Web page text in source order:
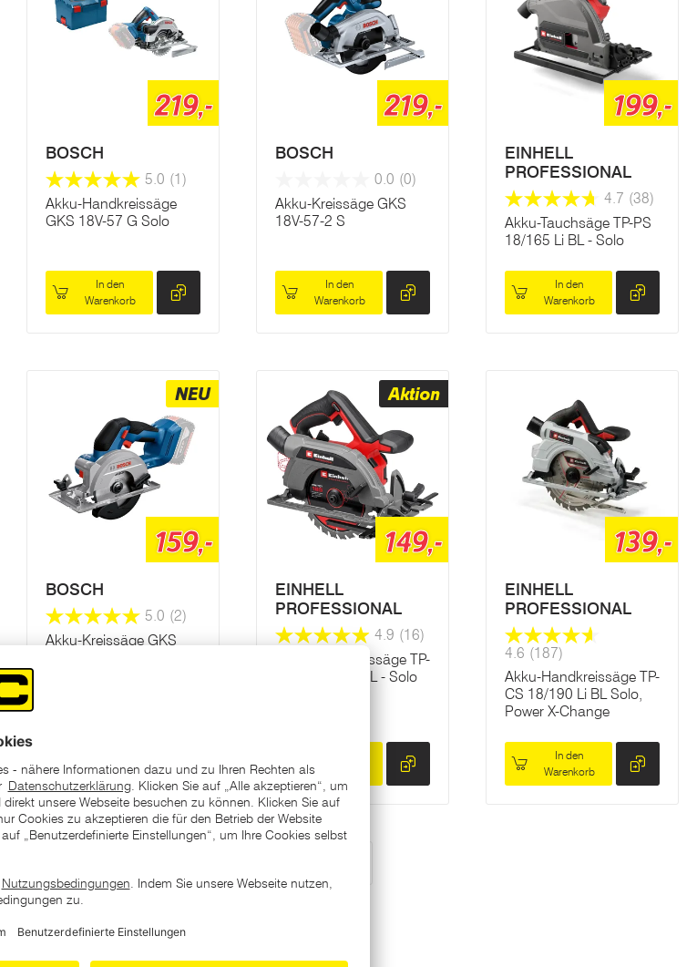
219,-
BOSCH
5.0 (1)
Akku-Handkreissäge
GKS 18V-57 G Solo
In den
Warenkorb
219,-
BOSCH
0.0 (0)
Akku-Kreissäge GKS
18V-57-2 S
In den
Warenkorb
199,-
EINHELL
PROFESSIONAL
4.7 (38)
Akku-Tauchsäge TP-PS
18/165 Li BL - Solo
In den
Warenkorb
NEU
159,-
BOSCH
5.0 (2)
Akku-Kreissäge GKS
Warenkorb
Aktion
149,-
EINHELL
PROFESSIONAL
4.9 (16)
Akku-Handkreissäge TP-
CS 18/165 Li BL - Solo
Warenkorb
139,-
EINHELL
PROFESSIONAL
4.6 (187)
Akku-Handkreissäge TP-
CS 18/190 Li BL Solo,
Power X-Change
In den
Warenkorb